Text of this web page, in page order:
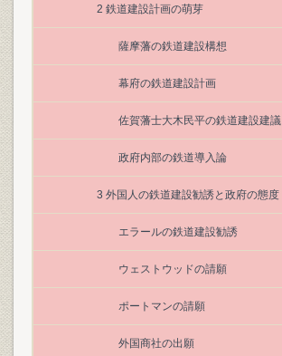
2 鉄道建設計画の萌芽
薩摩藩の鉄道建設構想
幕府の鉄道建設計画
佐賀藩士大木民平の鉄道建設建議
政府内部の鉄道導入論
3 外国人の鉄道建設勧誘と政府の態度
エラールの鉄道建設勧誘
ウェストウッドの請願
ポートマンの請願
外国商社の出願